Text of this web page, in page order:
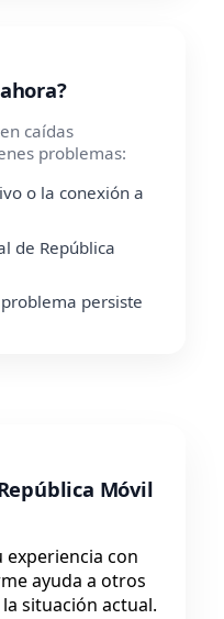
caídas
problemas:
o la conexión a
de República
persiste
Móvil
con
ayuda a otros
situación actual.